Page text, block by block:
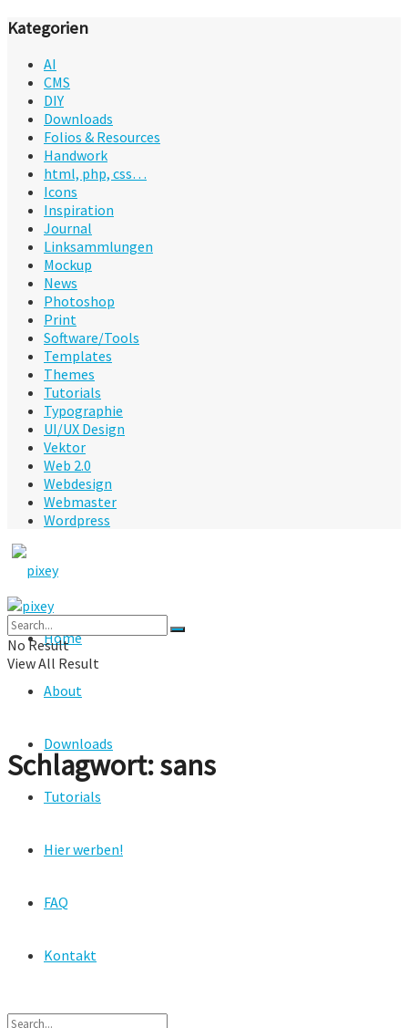
Kategorien
AI
CMS
DIY
Downloads
Folios & Resources
Handwork
html, php, css…
Icons
Inspiration
Journal
Linksammlungen
Mockup
News
Photoshop
Print
Software/Tools
Templates
Themes
Tutorials
Typographie
UI/UX Design
Vektor
Web 2.0
Webdesign
Webmaster
Wordpress
Home
About
Downloads
Tutorials
Hier werben!
FAQ
Kontakt
No Result
View All Result
Schlagwort:sans